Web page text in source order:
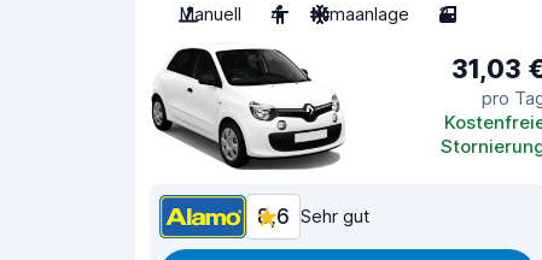
Manuell
4 Klimaanlage 3
31,03
pro
8,6 Sehr gut